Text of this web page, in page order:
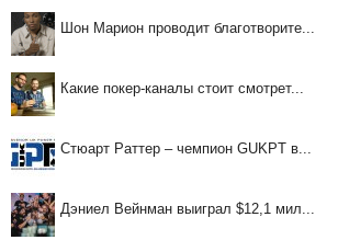
Шон Марион проводит благотворите...
Какие покер-каналы стоит смотрет...
Стюарт Раттер – чемпион GUKPT в...
Дэниел Вейнман выиграл $12,1 мил...